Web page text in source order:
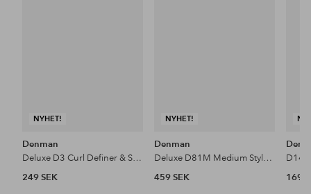
NYHET!
Denman
Deluxe D3 Curl Definer & Styler Blue Belle
249 SEK
NYHET!
Denman
Deluxe D81M Medium Style & Shine Brush Blue Belle
459 SEK
169